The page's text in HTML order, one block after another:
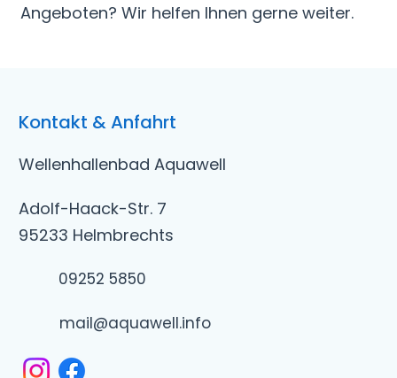
Angeboten? Wir helfen Ihnen gerne weiter.
Kontakt & Anfahrt
Wellenhallenbad Aquawell
Adolf-Haack-Str. 7
95233 Helmbrechts
09252 5850
mail@aquawell.info